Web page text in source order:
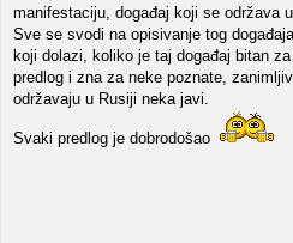
manifestaciju, događaj koji se održava
Sve se svodi na opisivanje tog
koji dolazi, koliko je taj događaj bitan
predlog i zna za neke poznate,
održavaju u Rusiji neka javi.
Svaki predlog je dobrodošao